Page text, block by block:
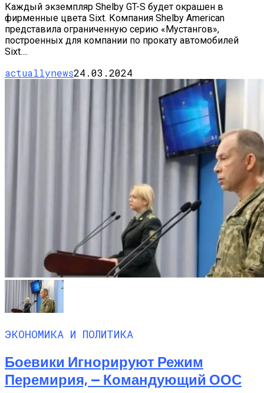
Каждый экземпляр Shelby GT-S будет окрашен в
фирменные цвета Sixt. Компания Shelby American
представила ограниченную серию «Мустангов»,
построенных для компании по прокату автомобилей
Sixt....
actuallynews24.03.2024
ЭКОНОМИКА И ПОЛИТИКА
Боевики Игнорируют Режим
Перемирия, — Командующий ООС